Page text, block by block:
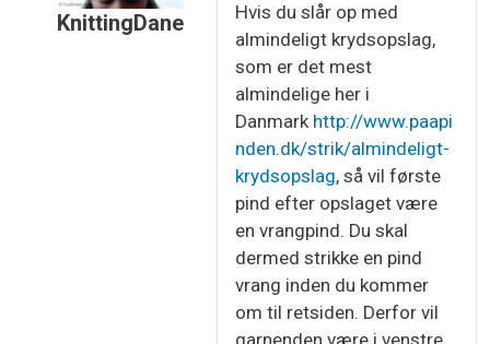
KnittingDane
Retside og vrangsideafCharlotte
Hvis du slår op med
almindeligt krydsopslag,
som er det mest
almindelige her i
Danmark http://www.paapi
nden.dk/strik/almindeligt-
krydsopslag, så vil første
pind efter opslaget være
en vrangpind. Du skal
dermed strikke en pind
vrang inden du kommer
om til retsiden. Derfor vil